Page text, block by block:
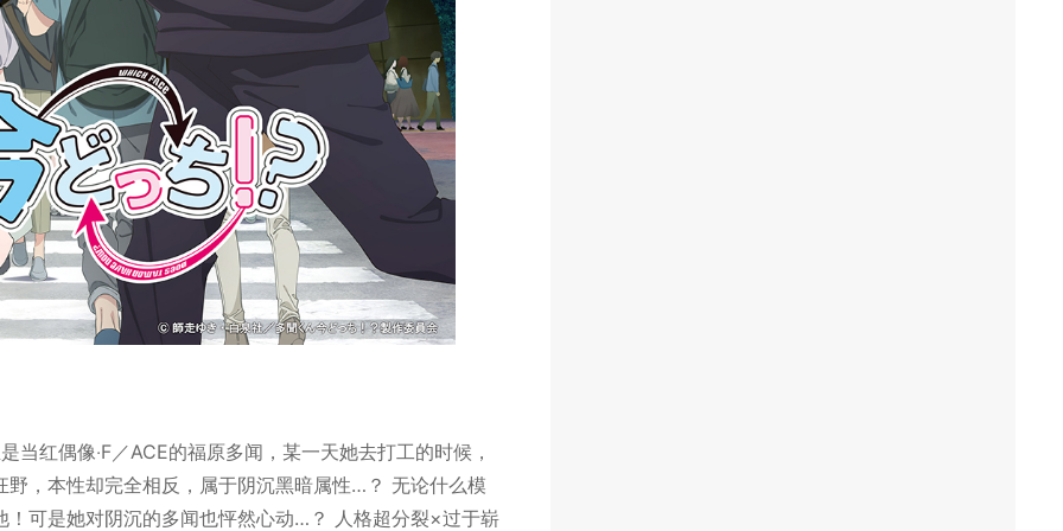
红偶像‧F／ACE的福原多闻，某一天她去打工的时候，
，本性却完全相反，属于阴沉黑暗属性…？ 无论什么模
可是她对阴沉的多闻也怦然心动…？ 人格超分裂×过于崭